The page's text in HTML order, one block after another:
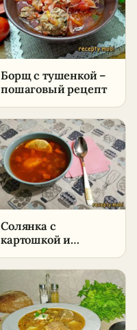
Борщ с тушенкой –
пошаговый рецепт
Солянка с
картошкой и
маслин –
пошаговый рецепт
в домашних
условиях